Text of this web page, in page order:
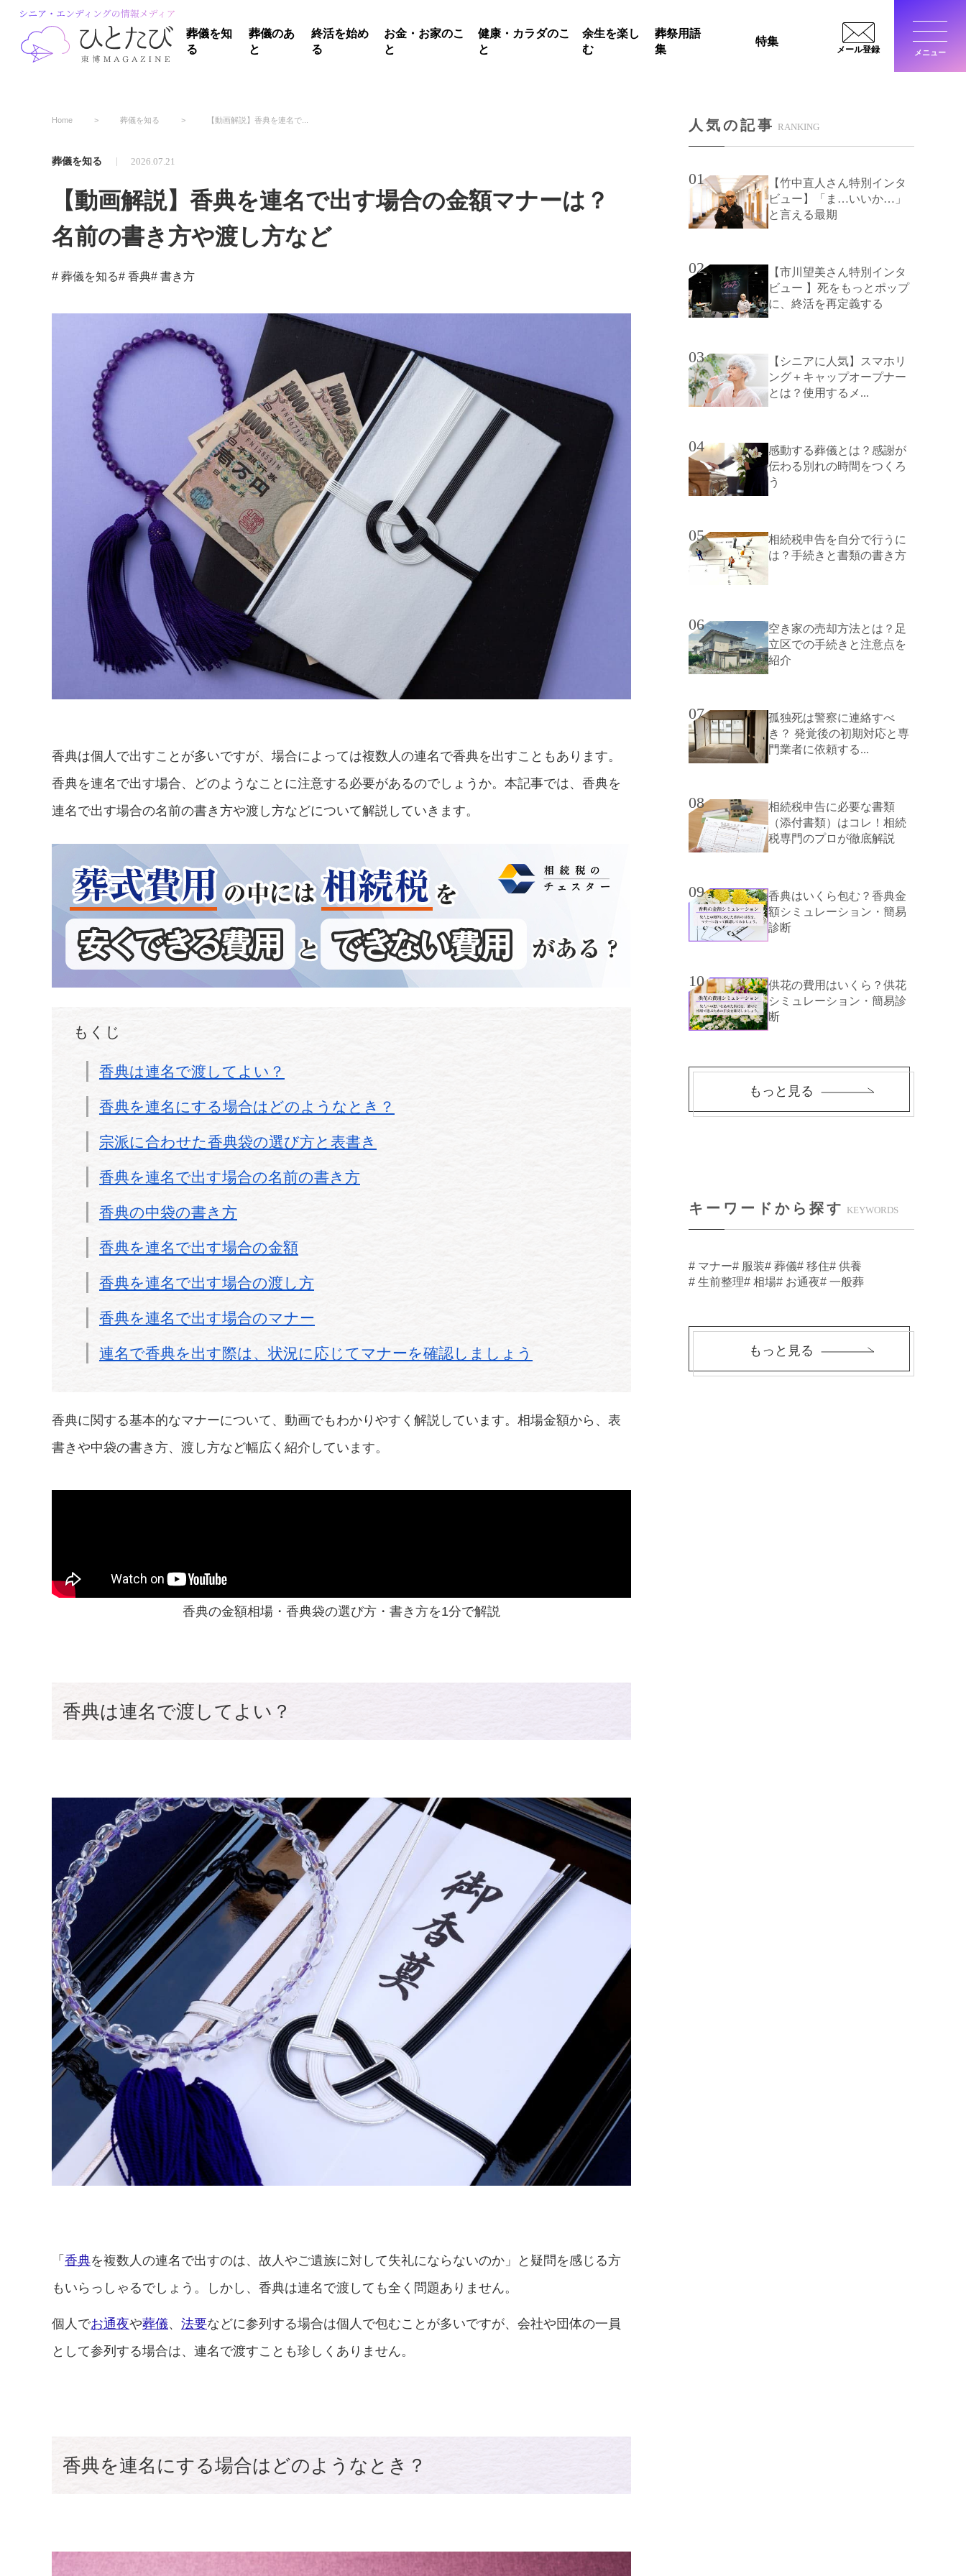
葬儀を知
る
葬儀のあ
と
終活を始め
る
お金・お家のこ
と
健康・カラダのこ
と
余生を楽し
む
葬祭用語
集
特集
メール登録 メニュー
Home 葬儀を知る 【動画解説】香典を連名で...
葬儀を知る 2026.07.21
【動画解説】香典を連名で出す場合の金額マナーは？
名前の書き方や渡し方など
# 葬儀を知る# 香典# 書き方
香典は個人で出すことが多いですが、場合によっては複数人の連名で香典を出すこともあります。
香典を連名で出す場合、どのようなことに注意する必要があるのでしょうか。本記事では、香典を
連名で出す場合の名前の書き方や渡し方などについて解説していきます。
もくじ
香典は連名で渡してよい？
香典を連名にする場合はどのようなとき？
宗派に合わせた香典袋の選び方と表書き
香典を連名で出す場合の名前の書き方
香典の中袋の書き方
香典を連名で出す場合の金額
香典を連名で出す場合の渡し方
香典を連名で出す場合のマナー
連名で香典を出す際は、状況に応じてマナーを確認しましょう
香典に関する基本的なマナーについて、動画でもわかりやすく解説しています。相場金額から、表
書きや中袋の書き方、渡し方など幅広く紹介しています。
香典の金額相場・香典袋の選び方・書き方を1分で解説
香典は連名で渡してよい？
「 香典を複数人の連名で出すのは、故人やご遺族に対して失礼にならないのか」と疑問を感じる方
もいらっしゃるでしょう。しかし、香典は連名で渡しても全く問題ありません。
個人でお通夜や葬儀、 法要などに参列する場合は個人で包むことが多いですが、会社や団体の一員
として参列する場合は、連名で渡すことも珍しくありません。
香典を連名にする場合はどのようなとき？
人気の記事 RANKING
01
【竹中直人さん特別インタ
ビュー】「ま…いいか…」
と言える最期
02
【市川望美さん特別インタ
ビュー 】死をもっとポップ
に、終活を再定義する
03
【シニアに人気】スマホリ
ング＋キャップオープナー
とは？使用するメ...
04
感動する葬儀とは？感謝が
伝わる別れの時間をつくろ
う
05
相続税申告を自分で行うに
は？手続きと書類の書き方
06
空き家の売却方法とは？足
立区での手続きと注意点を
紹介
07
孤独死は警察に連絡すべ
き？ 発覚後の初期対応と専
門業者に依頼する...
08
相続税申告に必要な書類
（添付書類）はコレ！相続
税専門のプロが徹底解説
09
香典はいくら包む？香典金
額シミュレーション・簡易
診断
10
供花の費用はいくら？供花
シミュレーション・簡易診
断
もっと見る
キーワードから探す KEYWORDS
# マナー# 服装# 葬儀# 移住# 供養
# 生前整理# 相場# お通夜# 一般葬
もっと見る